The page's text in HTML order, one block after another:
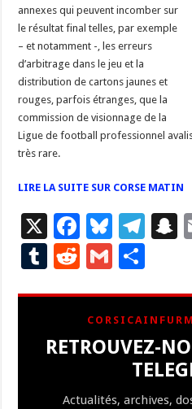
annexes qui peuvent incomber sur
le résultat final telles, par exemple
– et notamment -, les erreurs
d’arbitrage dans le jeu et la
distribution de cartons jaunes et
rouges, parfois étranges, que la
commission de visionnage de la
Ligue de football professionnel
très rare.
LIRE LA SUITE SUR CORSE MATIN
X
F
ac
e
b
o
o
Bl
u
es
ky
T
gr
a
m
S
c
T
bl
r
R
d
di
t
G
ai
l
ta
g
er
RETROUVEZ-
Actualités, archives,